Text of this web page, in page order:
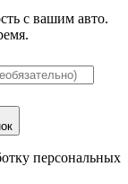
с вашим авто.
персональных